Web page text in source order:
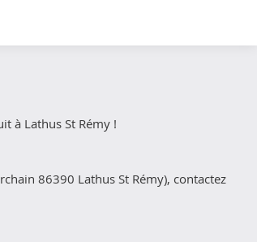
à Lathus St Rémy !
86390 Lathus St Rémy), contactez